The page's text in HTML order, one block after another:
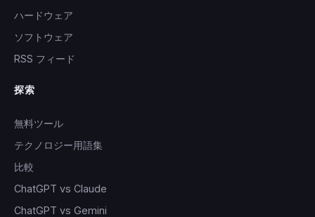
ハードウェア
ソフトウェア
RSS フィード
探索
無料ツール
テクノロジー用語集
比較
ChatGPT vs Claude
ChatGPT vs Gemini